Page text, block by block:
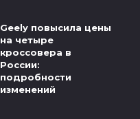
Geely повысила цены
на четыре
кроссовера в
России:
подробности
изменений